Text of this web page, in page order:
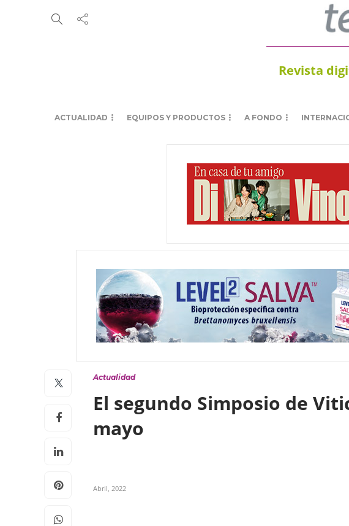
Revista
ACTUALIDAD EQUIPOS Y PRODUCTOS A FONDO
Actualidad
El segundo Simposio de
mayo
Abril, 2022